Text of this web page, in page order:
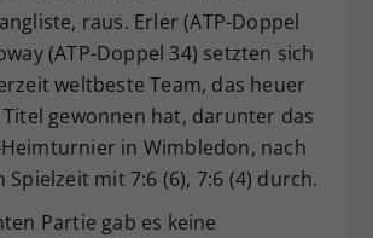
raus. Erler (ATP-Doppel
(ATP-Doppel 34) setzten sich
weltbeste Team, das heuer
Titel gewonnen hat, darunter das
in Wimbledon, nach
Spielzeit mit 7:6 (6), 7:6 (4) durch.
Partie gab es keine